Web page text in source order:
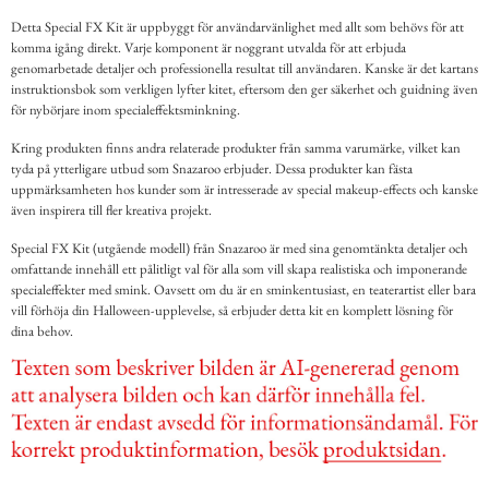
Detta Special FX Kit är uppbyggt för användarvänlighet med allt som behövs för att
komma igång direkt. Varje komponent är noggrant utvalda för att erbjuda
genomarbetade detaljer och professionella resultat till användaren. Kanske är det kartans
instruktionsbok som verkligen lyfter kitet, eftersom den ger säkerhet och guidning även
för nybörjare inom specialeffektsminkning.
Kring produkten finns andra relaterade produkter från samma varumärke, vilket kan
tyda på ytterligare utbud som Snazaroo erbjuder. Dessa produkter kan fästa
uppmärksamheten hos kunder som är intresserade av special makeup-effects och kanske
även inspirera till fler kreativa projekt.
Special FX Kit (utgående modell) från Snazaroo är med sina genomtänkta detaljer och
omfattande innehåll ett pålitligt val för alla som vill skapa realistiska och imponerande
specialeffekter med smink. Oavsett om du är en sminkentusiast, en teaterartist eller bara
vill förhöja din Halloween-upplevelse, så erbjuder detta kit en komplett lösning för
dina behov.